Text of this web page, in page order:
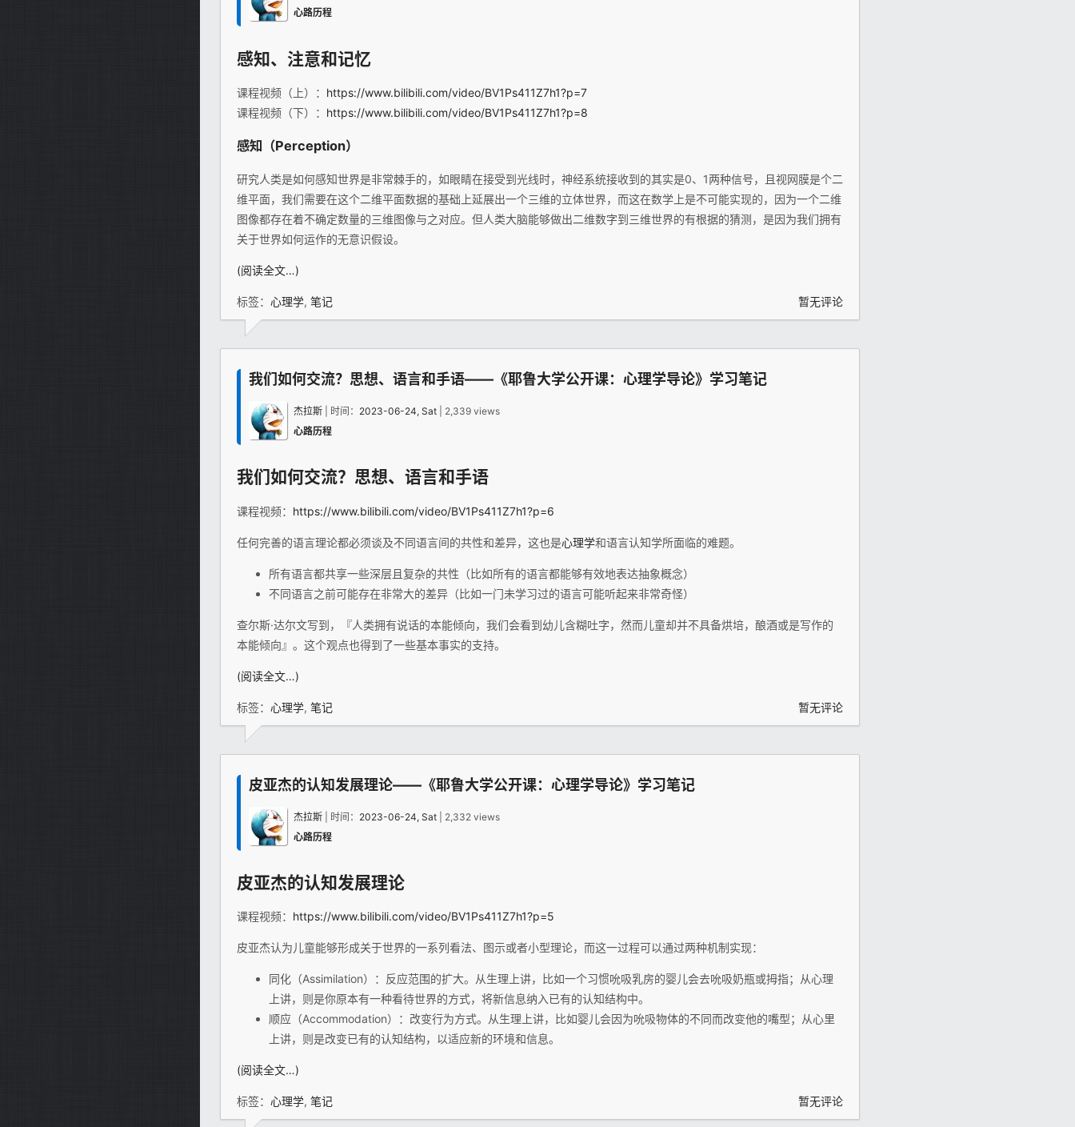
心路历程
感知、注意和记忆
课程视频（上）： https://www.bilibili.com/video/BV1Ps411Z7h1?p=7
课程视频（下）： https://www.bilibili.com/video/BV1Ps411Z7h1?p=8
感知（Perception）
研究人类是如何感知世界是非常棘手的，如眼睛在接受到光线时，神经系统接收到的其实是0、1两种信号，且视网膜是个二
维平面，我们需要在这个二维平面数据的基础上延展出一个三维的立体世界，而这在数学上是不可能实现的，因为一个二维
图像都存在着不确定数量的三维图像与之对应。但人类大脑能够做出二维数字到三维世界的有根据的猜测，是因为我们拥有
关于世界如何运作的无意识假设。
(阅读全文…)
标签： 心理学, 笔记 暂无评论
我们如何交流？思想、语言和手语——《耶鲁大学公开课：心理学导论》学习笔记
杰拉斯 | 时间： 2023-06-24, Sat | 2,339 views
心路历程
我们如何交流？思想、语言和手语
课程视频： https://www.bilibili.com/video/BV1Ps411Z7h1?p=6
任何完善的语言理论都必须谈及不同语言间的共性和差异，这也是心理学和语言认知学所面临的难题。
所有语言都共享一些深层且复杂的共性（比如所有的语言都能够有效地表达抽象概念）
不同语言之前可能存在非常大的差异（比如一门未学习过的语言可能听起来非常奇怪）
查尔斯·达尔文写到，『人类拥有说话的本能倾向，我们会看到幼儿含糊吐字，然而儿童却并不具备烘培，酿酒或是写作的
本能倾向』。这个观点也得到了一些基本事实的支持。
(阅读全文…)
标签： 心理学, 笔记 暂无评论
皮亚杰的认知发展理论——《耶鲁大学公开课：心理学导论》学习笔记
杰拉斯 | 时间： 2023-06-24, Sat | 2,332 views
心路历程
皮亚杰的认知发展理论
课程视频： https://www.bilibili.com/video/BV1Ps411Z7h1?p=5
皮亚杰认为儿童能够形成关于世界的一系列看法、图示或者小型理论，而这一过程可以通过两种机制实现：
同化（Assimilation）：反应范围的扩大。从生理上讲，比如一个习惯吮吸乳房的婴儿会去吮吸奶瓶或拇指；从心理
上讲，则是你原本有一种看待世界的方式，将新信息纳入已有的认知结构中。
顺应（Accommodation）：改变行为方式。从生理上讲，比如婴儿会因为吮吸物体的不同而改变他的嘴型；从心里
上讲，则是改变已有的认知结构，以适应新的环境和信息。
(阅读全文…)
标签： 心理学, 笔记 暂无评论